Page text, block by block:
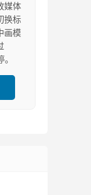
媒体
换标
画模